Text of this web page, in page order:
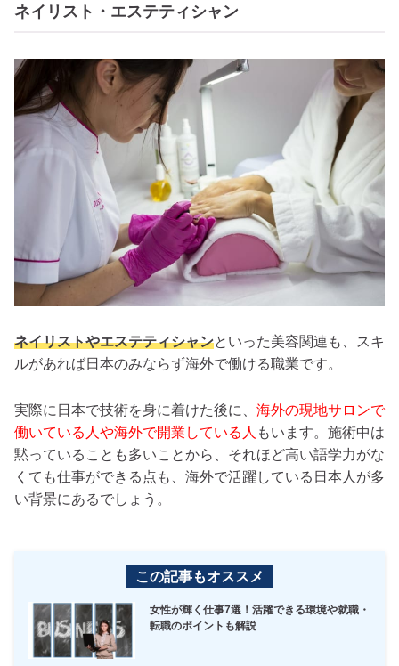
ネイリスト・エステティシャン
ネイリストやエステティシャンといった美容関連も、スキ
ルがあれば日本のみならず海外で働ける職業です。
実際に日本で技術を身に着けた後に、 海外の現地サロンで
働いている人や海外で開業している人 もいます。施術中は
黙っていることも多いことから、それほど高い語学力がな
くても仕事ができる点も、海外で活躍している日本人が多
い背景にあるでしょう。
この記事もオススメ
女性が輝く仕事7選！活躍できる環境や就職・
転職のポイントも解説